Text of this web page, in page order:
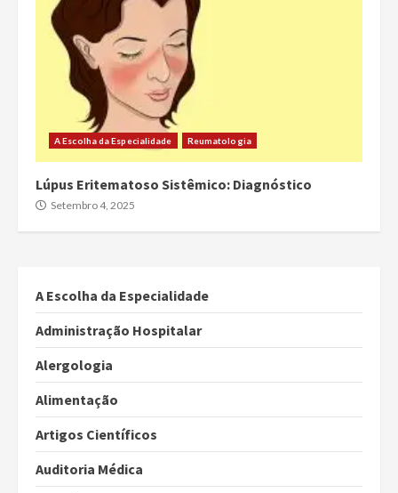
A Escolha da Especialidade Reumatologia
Lúpus Eritematoso Sistêmico: Diagnóstico
Setembro 4, 2025
A Escolha da Especialidade
Administração Hospitalar
Alergologia
Alimentação
Artigos Científicos
Auditoria Médica